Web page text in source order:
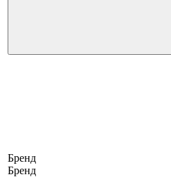
Бренд
Бренд